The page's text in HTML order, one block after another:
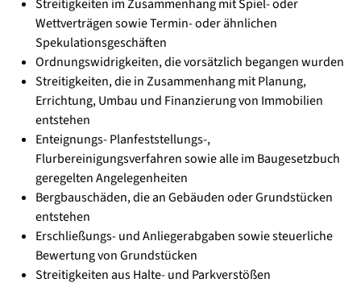
Streitigkeiten im Zusammenhang mit Spiel- oder
Wettverträgen sowie Termin- oder ähnlichen
Spekulationsgeschäften
Ordnungswidrigkeiten, die vorsätzlich begangen wurden
Streitigkeiten, die in Zusammenhang mit Planung,
Errichtung, Umbau und Finanzierung von Immobilien
entstehen
Enteignungs- Planfeststellungs-,
Flurbereinigungsverfahren sowie alle im Baugesetzbuch
geregelten Angelegenheiten
Bergbauschäden, die an Gebäuden oder Grundstücken
entstehen
Erschließungs- und Anliegerabgaben sowie steuerliche
Bewertung von Grundstücken
Streitigkeiten aus Halte- und Parkverstößen